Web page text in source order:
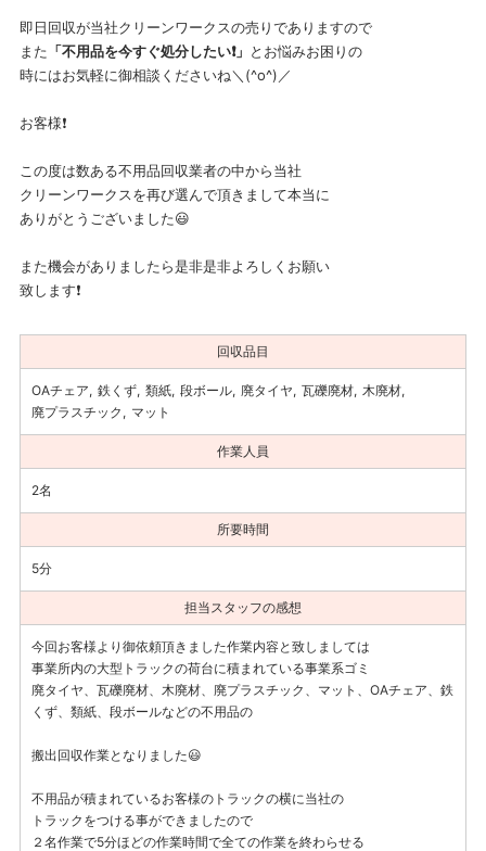
即日回収が当社クリーンワークスの売りでありますので
また 「不用品を今すぐ処分したい❗」 とお悩みお困りの
時にはお気軽に御相談くださいね＼(^o^)／
お客様❗
この度は数ある不用品回収業者の中から当社
クリーンワークスを再び選んで頂きまして本当に
ありがとうございました😃
また機会がありましたら是非是非よろしくお願い
致します❗
回収品目
OAチェア 鉄くず 類紙 段ボール 廃タイヤ 瓦礫廃材
木廃材
廃プラスチック
マット
作業人員
2名
所要時間
5分
担当スタッフの感想
今回お客様より御依頼頂きました作業内容と致しましては
事業所内の大型トラックの荷台に積まれている事業系ゴミ
廃タイヤ、瓦礫廃材、木廃材、廃プラスチック、マット、OAチェア、鉄
くず、類紙、段ボールなどの不用品の
搬出回収作業となりました😃
不用品が積まれているお客様のトラックの横に当社の
トラックをつける事ができましたので
２名作業で5分ほどの作業時間で全ての作業を終わらせる